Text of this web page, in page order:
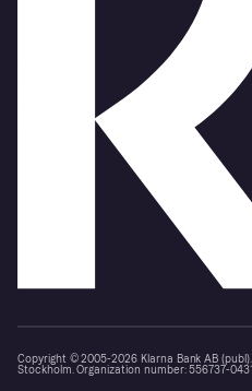
Copyright © 2005-2026 Klarna Bank AB
Stockholm. Organization number: 556737-0431